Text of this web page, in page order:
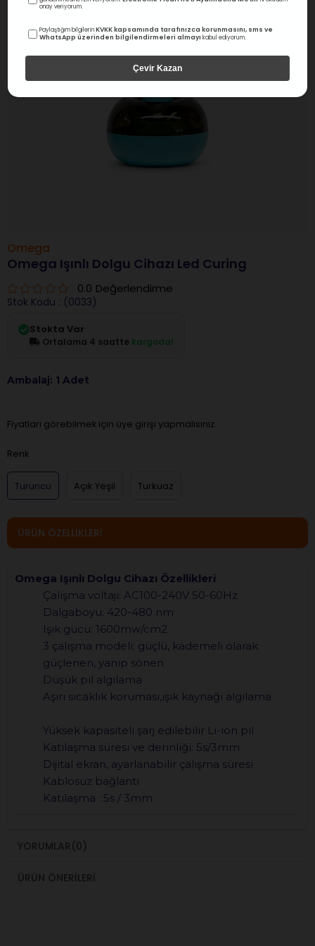
Omega
Omega Işınlı Dolgu Cihazı Led Curing
0.0 Değerlendirme
Stok Kodu (0033)
Stokta Var
Ortalama 4 saatte kargoda!
Ambalaj: 1 Adet
Fiyatları görebilmek için üye girişi yapmalısınız.
Renk
Turuncu Açık Yeşil Turkuaz
ÜRÜN ÖZELLIKLERI
Omega Işınlı Dolgu Cihazı Özellikleri
Çalışma voltajı: AC100-240V 50-60Hz
Dalgaboyu: 420-480 nm
Işık gücü: 1600mw/cm2
3 çalışma modeli; güçlü, kademeli olarak
güçlenen, yanıp sönen
Düşük pil algılama
Aşırı sıcaklık koruması,ışık kaynağı algılama
Yüksek kapasiteli şarj edilebilir Li-ion pil
Katılaşma süresi ve derinliği: 5s/3mm
Dijital ekran, ayarlanabilir çalışma süresi
Kablosuz bağlantı
Katılaşma :5s / 3mm
YORUMLAR (0)
ÜRÜN ÖNERILERI
onay veriyorum.
Paylaştığım bilgilerinKVKK kapsamında tarafınızca korunmasını, sms ve
WhatsApp üzerinden bilgilendirmeleri almayı kabul ediyorum.
Çevir Kazan